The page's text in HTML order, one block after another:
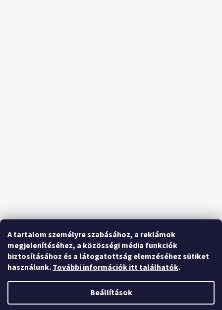
A tartalom személyre szabásához, a reklámok
megjelenítéséhez, a közösségi média funkciók
biztosításához és a látogatottság elemzéséhez sütiket
használunk.További információk itt találhatók.
Beállítások